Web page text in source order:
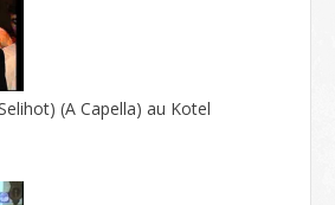
(A Capella) au Kotel